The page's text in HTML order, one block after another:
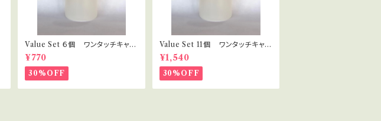
Value Set ６個 ワンタッチキャッ
プ プラボトル 30ml セラピス
ト・講座用
¥770
30%OFF
Value Set 11個 ワンタッチキャッ
プ プラボトル 30ml セラピス
ト・講座用
¥1,540
30%OFF